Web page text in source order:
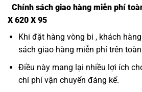
Chính sách giao hàng miễn phí
X 620 X 95
Khi đặt hàng vòng bi , khách
sách giao hàng miễn phí trên
Điều này mang lại nhiều lợi ích
chi phí vận chuyển đáng kể.